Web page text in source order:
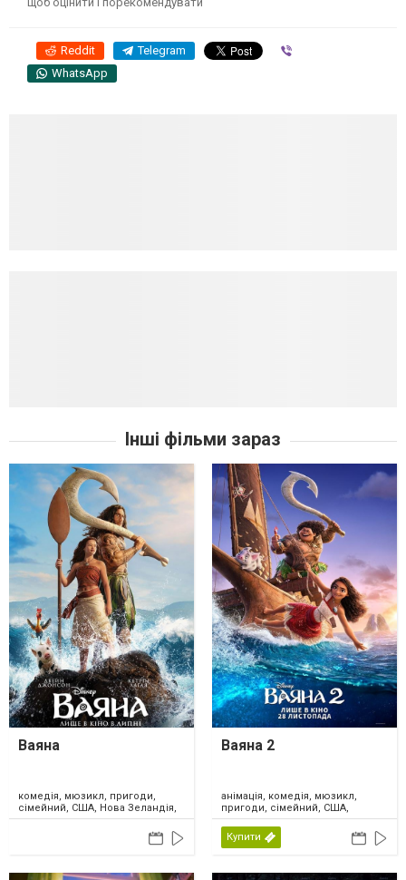
Reddit Telegram
WhatsApp
Інші фільми зараз
Ваяна
комедія, мюзикл, пригоди,
сімейний, США, Нова Зеландія,
2026
Ваяна 2
анімація, комедія, мюзикл,
пригоди, сімейний, США,
Канада, 2024
Купити